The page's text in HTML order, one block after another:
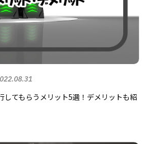
してもらうメリット5選！デメリットも紹